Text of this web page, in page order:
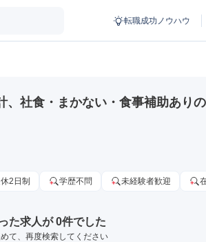
転職成功ノウハウ
社食・まかない・食事補助あり
2日制 学歴不問 未経験者歓迎
た求人が 0件でした
て、再度検索してください